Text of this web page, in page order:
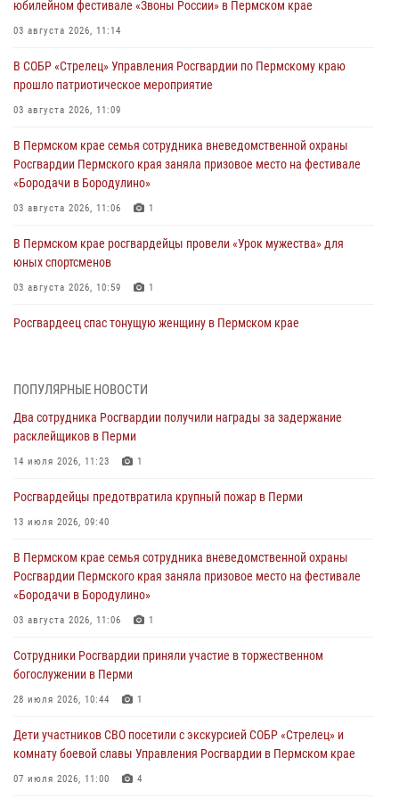
юбилейном фестивале «Звоны России» в Пермском крае
03 августа 2026, 11:14
В СОБР «Стрелец» Управления Росгвардии по Пермскому краю
прошло патриотическое мероприятие
03 августа 2026, 11:09
В Пермском крае семья сотрудника вневедомственной охраны
Росгвардии Пермского края заняла призовое место на фестивале
«Бородачи в Бородулино»
03 августа 2026, 11:06 1
В Пермском крае росгвардейцы провели «Урок мужества» для
юных спортсменов
03 августа 2026, 10:59 1
Росгвардеец спас тонущую женщину в Пермском крае
Сотрудники Росгвардии приняли участие в торжественном
28 июля 2026, 10:44 1
Росгвардейцы оказали силовую поддержку при задержании
28 июля 2026, 06:15
ведомственной акции «Каникулы с Росгвардией»
24 июля 2026, 08:45
Юные защитники порядка: росгвардейцы провели день в клубе
24 июля 2026, 08:43
ПОПУЛЯРНЫЕ НОВОСТИ
Два сотрудника Росгвардии получили награды за задержание
расклейщиков в Перми
14 июля 2026, 11:23 1
Росгвардейцы предотвратила крупный пожар в Перми
13 июля 2026, 09:40
В Пермском крае семья сотрудника вневедомственной охраны
Росгвардии Пермского края заняла призовое место на фестивале
«Бородачи в Бородулино»
03 августа 2026, 11:06 1
Сотрудники Росгвардии приняли участие в торжественном
богослужении в Перми
28 июля 2026, 10:44 1
Дети участников СВО посетили с экскурсией СОБР «Стрелец» и
комнату боевой славы Управления Росгвардии в Пермском крае
07 июля 2026, 11:00 4